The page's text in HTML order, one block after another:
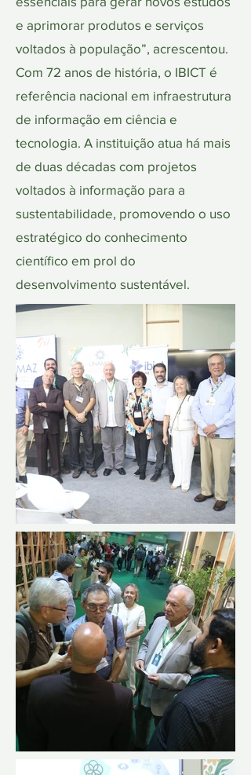
e aprimorar produtos e serviços
voltados à população”, acrescentou.
Com 72 anos de história, o IBICT é
referência nacional em infraestrutura
de informação em ciência e
tecnologia. A instituição atua há mais
de duas décadas com projetos
voltados à informação para a
sustentabilidade, promovendo o uso
estratégico do conhecimento
científico em prol do
desenvolvimento sustentável.